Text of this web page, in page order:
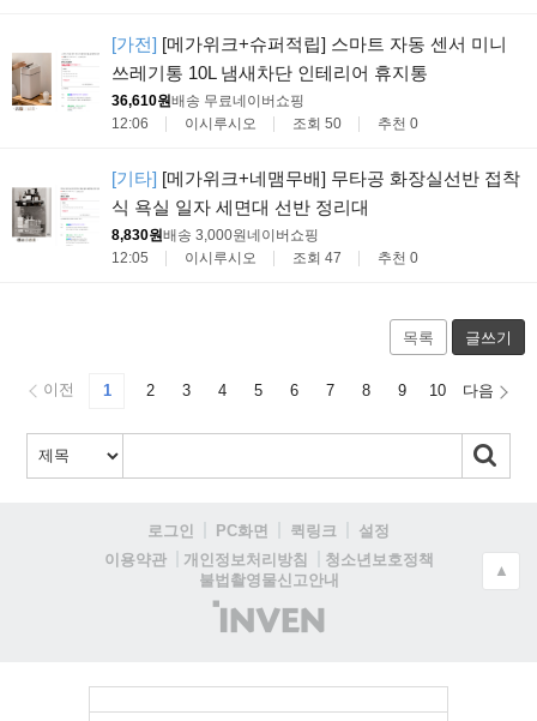
[가전] [메가위크+슈퍼적립] 스마트 자동 센서 미니
쓰레기통 10L 냄새차단 인테리어 휴지통
36,610원배송 무료네이버쇼핑
12:06
이시루시오 조회 50 추천 0
[기타] [메가위크+네맴무배] 무타공 화장실선반 접착
식 욕실 일자 세면대 선반 정리대
8,830원배송 3,000원네이버쇼핑
12:05
이시루시오 조회 47 추천 0
목록 글쓰기
이전 1 2 3 4 5 6 7 8 9 10 다음
로그인 PC화면 퀵링크
설정
이용약관
개인정보처리방침
청소년보호정책
불법촬영물신고안내
(주)
인
▲